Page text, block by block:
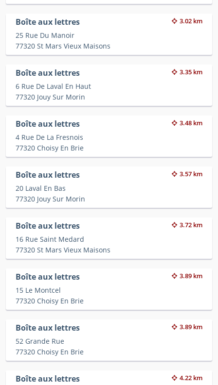
Boîte aux lettres 3.02 km
25 Rue Du Manoir
77320 St Mars Vieux Maisons
Boîte aux lettres 3.35 km
6 Rue De Laval En Haut
77320 Jouy Sur Morin
Boîte aux lettres 3.48 km
4 Rue De La Fresnois
77320 Choisy En Brie
Boîte aux lettres 3.57 km
20 Laval En Bas
77320 Jouy Sur Morin
Boîte aux lettres 3.72 km
16 Rue Saint Medard
77320 St Mars Vieux Maisons
Boîte aux lettres 3.89 km
15 Le Montcel
77320 Choisy En Brie
Boîte aux lettres 3.89 km
52 Grande Rue
77320 Choisy En Brie
Boîte aux lettres 4.22 km